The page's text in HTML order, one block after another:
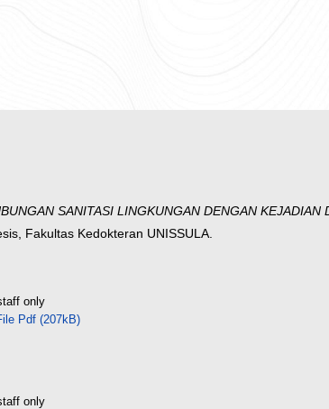
SANITASI LINGKUNGAN DENGAN
Fakultas Kedokteran UNISSULA.
only
Pdf (207kB)
only